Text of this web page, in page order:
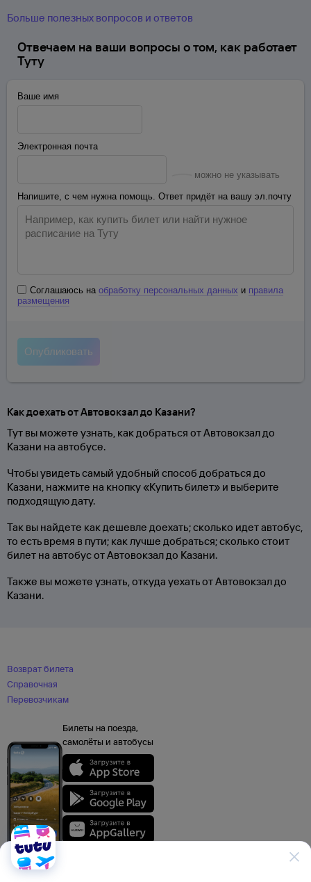
Больше полезных вопросов и ответов
Отвечаем на ваши вопросы о том, как работает
Туту
Ваше имя
Электронная почта
можно не указывать
Напишите, с чем нужна помощь. Ответ придёт на вашу эл.почту
Соглашаюсь на обработку персональных данных и правила
размещения
Как доехать от Автовокзал до Казани?
Тут вы можете узнать, как добраться от Автовокзал до
Казани на автобусе.
Чтобы увидеть самый удобный способ добраться до
Казани, нажмите на кнопку «Купить билет» и выберите
подходящую дату.
Так вы найдете как дешевле доехать; сколько идет автобус,
то есть время в пути; как лучше добраться; сколько стоит
билет на автобус от Автовокзал до Казани.
Также вы можете узнать, откуда уехать от Автовокзал до
Казани.
Возврат билета
Справочная
Перевозчикам
Билеты на поезда,
самолёты и автобусы